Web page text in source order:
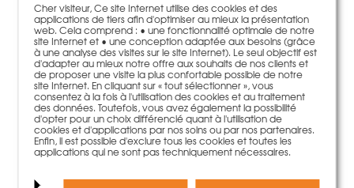
Écrou à six pans M6 DIN934/8 galvanisé
4,05 €100 pièce | 0,04 €/pièce
plus d'information
Cher visiteur, Ce site Internet utilise des cookies et des
applications de tiers afin d'optimiser au mieux la présentation
web. Cela comprend : • une fonctionnalité optimale de notre
site Internet et • une conception adaptée aux besoins (grâce
à une analyse des visites sur le site Internet). Le seul objectif est
d'adapter au mieux notre offre aux souhaits de nos clients et
de proposer une visite la plus confortable possible de notre
site Internet. En cliquant sur « tout sélectionner », vous
consentez à la fois à l'utilisation des cookies et au traitement
des données. Toutefois, vous avez également la possibilité
d'opter pour un choix différencié quant à l'utilisation de
cookies et d'applications par nos soins ou par nos partenaires.
Enfin, il est possible d'exclure tous les cookies et toutes les
applications qui ne sont pas techniquement nécessaires.